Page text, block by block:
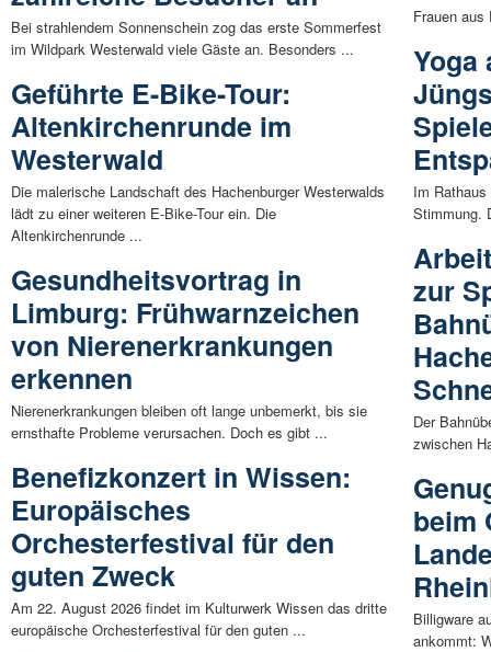
Bei strahlendem Sonnenschein zog das erste Sommerfest
im Wildpark Westerwald viele Gäste an. Besonders ...
Geführte E-Bike-Tour:
Altenkirchenrunde im
Westerwald
Die malerische Landschaft des Hachenburger Westerwalds
lädt zu einer weiteren E-Bike-Tour ein. Die
Altenkirchenrunde ...
Gesundheitsvortrag in
Limburg: Frühwarnzeichen
von Nierenerkrankungen
erkennen
Nierenerkrankungen bleiben oft lange unbemerkt, bis sie
ernsthafte Probleme verursachen. Doch es gibt ...
Benefizkonzert in Wissen:
Europäisches
Orchesterfestival für den
guten Zweck
Am 22. August 2026 findet im Kulturwerk Wissen das dritte
europäische Orchesterfestival für den guten ...
Frauen
Yoga
Im
Stimmung.
zur
Der
zwischen
beim
Billigware
ankommt: